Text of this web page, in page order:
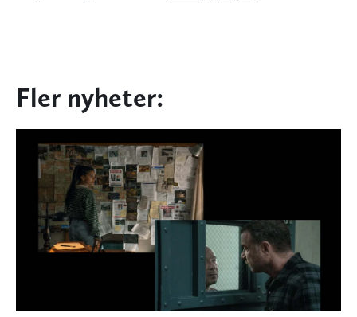
Fler nyheter: